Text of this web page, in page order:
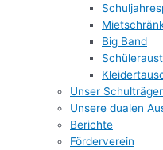
Big Band
Unser
Unsere dualen
Berichte
Förderverein